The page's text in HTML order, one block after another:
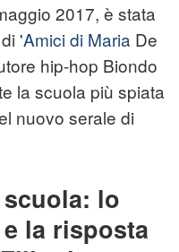
2017, è stata
'Amici di Maria De
hip-hop Biondo
la scuola più spiata
nuovo serale di
lo
la risposta